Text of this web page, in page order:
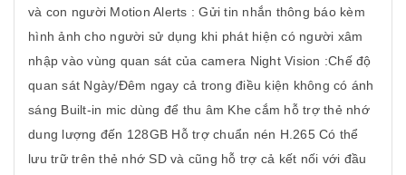
và con người Motion Alerts : Gửi tin nhắn thông báo kèm
hình ảnh cho người sử dụng khi phát hiện có người xâm
nhập vào vùng quan sát của camera Night Vision :Chế độ
quan sát Ngày/Đêm ngay cả trong điều kiện không có ánh
sáng Built-in mic dùng để thu âm Khe cắm hỗ trợ thẻ nhớ
dung lượng đến 128GB Hỗ trợ chuẩn nén H.265 Có thể
lưu trữ trên thẻ nhớ SD và cũng hỗ trợ cả kết nối với đầu